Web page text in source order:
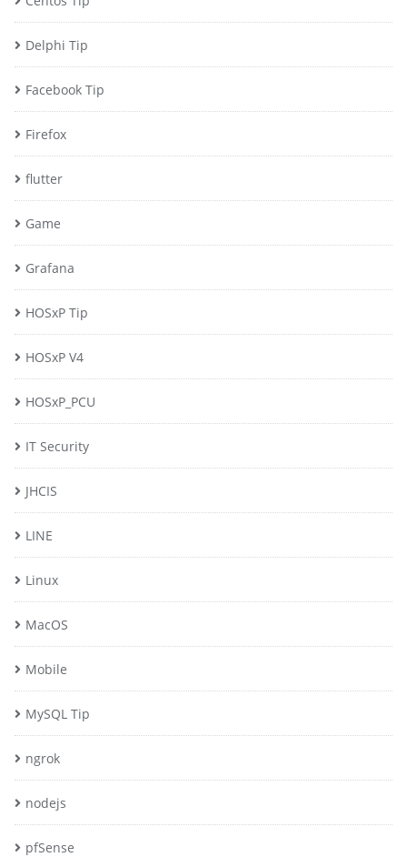
Delphi Tip
Facebook Tip
Firefox
flutter
Game
Grafana
HOSxP Tip
HOSxP V4
HOSxP_PCU
IT Security
JHCIS
LINE
Linux
MacOS
Mobile
MySQL Tip
ngrok
nodejs
pfSense